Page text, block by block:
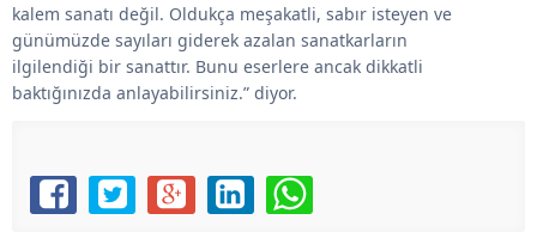
kalem sanatı değil. Oldukça meşakatli, sabır isteyen ve
günümüzde sayıları giderek azalan sanatkarların
ilgilendiği bir sanattır. Bunu eserlere ancak dikkatli
baktığınızda anlayabilirsiniz.” diyor.